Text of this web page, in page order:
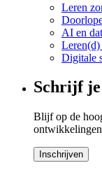
Leren
AI en
Leren(d)
Digitale
Schrijf
Blijf op de
Inschrijven